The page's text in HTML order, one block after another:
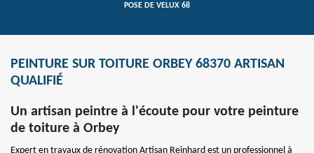
POSE DE VELUX 68
PEINTURE SUR TOITURE ORBEY 68370 ARTISAN
QUALIFIÉ
Un artisan peintre à l'écoute pour votre peinture
de toiture à Orbey
Expert en travaux de rénovation Artisan Reinhard est un professionnel à